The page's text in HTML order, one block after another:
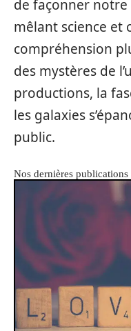
de façonner
mêlant science
compréhension
des mystères de
productions, la
les galaxies
public.
Nos dernières publications